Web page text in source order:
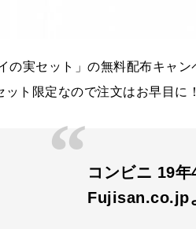
の実セット」の無料配布キャ
ト限定なので注文はお早目に
コンビニ 19
Fujisan.co.jp